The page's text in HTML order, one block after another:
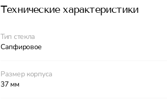
Технические характеристики
Тип стекла
Сапфировое
Размер корпуса
37 мм